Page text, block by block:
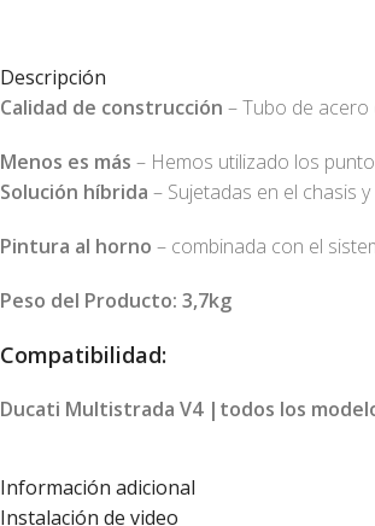
Descripción
Calidad de construcción – Tubo de
Menos es más – Hemos utilizado los
Solución híbrida – Sujetadas en el chasis
Pintura al horno – combinada con el
Peso del Producto: 3,7kg
Compatibilidad:
Ducati Multistrada V4 |todos los
Información adicional
Instalación de video